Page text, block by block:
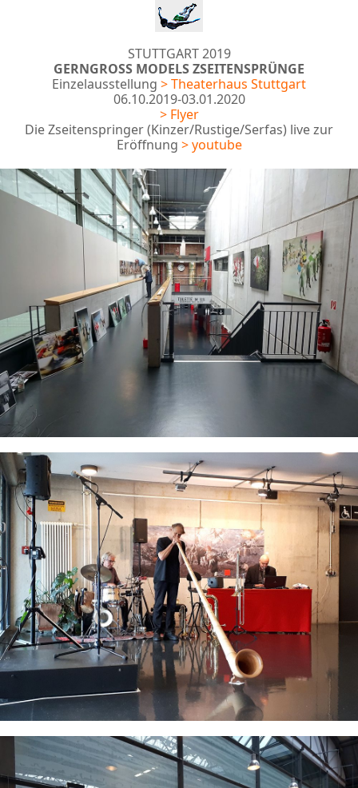
STUTTGART 2019
GERNGROSS MODELS ZSEITENSPRÜNGE
Einzelausstellung > Theaterhaus Stuttgart
06.10.2019-03.01.2020
> Flyer
Die Zseitenspringer (Kinzer/Rustige/Serfas) live zur
Eröffnung > youtube